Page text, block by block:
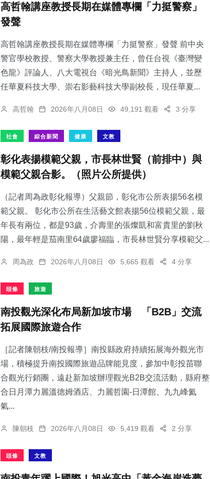
高哲翰講座教授長期在媒體專欄「力挺警察」
發聲
高哲翰講座教授長期在媒體專欄「力挺警察」發聲 前中央
警官學校教授、警察大學教授兼主任，曾任台視《臺灣變
色龍》評論人、八大電視台《暗光鳥新聞》主持人，並歷
任華夏科技大學、崇右影藝科技大學副校長，現任華夏...
高哲翰 2026年八月08日 49,191 觀看 3 分享
社會 綜合新聞 健康 文教
彰化表揚模範父親，市長林世賢（前排中）與
模範父親合影。（照片公所提供）
（記者周為政彰化報導）父親節，彰化市公所表揚56名模
範父親。 彰化市公所在生活藝文館表揚56位模範父親，最
年長有兩位，都是93歲，介壽里的張燦凱和富貴里的劉秋
陽，最年輕是茄南里64歲廖福臨，市長林世賢分享模範父...
周為政 2026年八月08日 5,665 觀看 4 分享
頭條 旅遊
南投觀光深化布局新加坡市場 「B2B」交流
拓展國際旅遊合作
［記者陳朝枝/南投報導］南投縣政府持續拓展海外觀光市
場，積極提升南投國際旅遊品牌能見度，參加中彰投苗聯
合觀光行銷團，遠赴新加坡辦理觀光B2B交流活動，縣府整
合日月潭力麗溫德姆酒店、力麗哲園-日潭館、九九峰氦
氣...
陳朝枝 2026年八月08日 5,419 觀看 2 分享
頭條 文教